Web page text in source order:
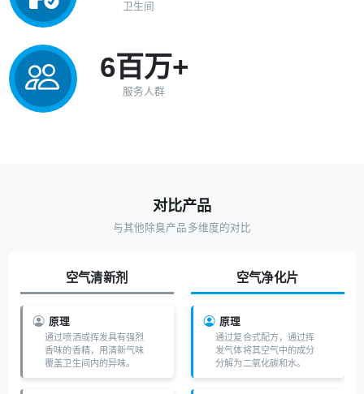
卫生间
6百万+
服务人群
对比产品
与其他除臭产品多维度的对比
空气清新剂
原理
通过喷洒或挥发具有强烈
香味的香精，用清新气味
覆盖卫生间内的异味。
空气净化片
原理
通过复合式配方，通过挥
发气体将其空气中的成分
分解为二氧化碳和水。